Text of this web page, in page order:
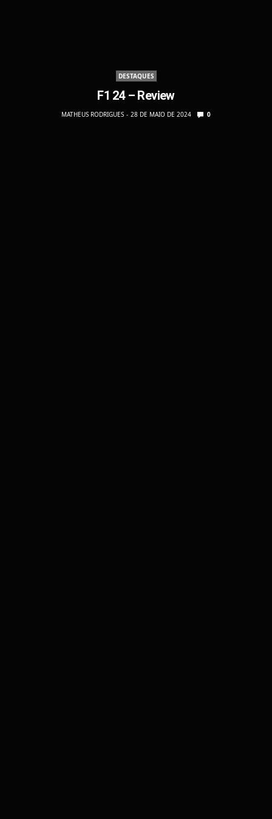
DESTAQUES
F1 24 – Review
MATHEUS RODRIGUES 28 DE MAIO DE 2024 0